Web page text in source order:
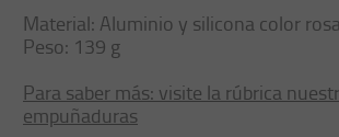
Material: Aluminio y silicona color
Peso: 139 g
Para saber más: visite la rúbrica
empuñaduras